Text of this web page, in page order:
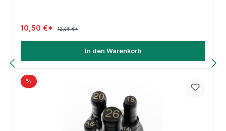
10,50 €* 12,65 €*
In den Warenkorb
%